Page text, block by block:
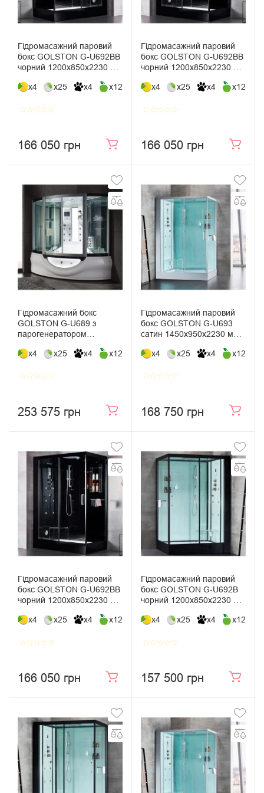
Гідромасажний паровий
бокс GOLSTON G-U692BB
чорний 1200х850х2230 мм
x4
x25 x4 x12
star_borderstar_borderstar_borderstar_borderstar_border
166 050 грн
Гідромасажний паровий
бокс GOLSTON G-U692BB
чорний 1200х850х2230 мм
x4
x25 x4 x12
star_borderstar_borderstar_borderstar_borderstar_border
166 050 грн
Гідромасажний бокс
GOLSTON G-U689 з
парогенератором
x4
x25 x4 x12
star_borderstar_borderstar_borderstar_borderstar_border
253 575 грн
Гідромасажний паровий
бокс GOLSTON G-U693
сатин 1450х950х2230 мм
x4
x25 x4 x12
star_borderstar_borderstar_borderstar_borderstar_border
168 750 грн
Гідромасажний паровий
бокс GOLSTON G-U692BB
чорний 1200х850х2230 мм
x4
x25 x4 x12
star_borderstar_borderstar_borderstar_borderstar_border
166 050 грн
Гідромасажний паровий
бокс GOLSTON G-U692B
чорний 1200х850х2230 мм
x4
x25 x4 x12
star_borderstar_borderstar_borderstar_borderstar_border
157 500 грн